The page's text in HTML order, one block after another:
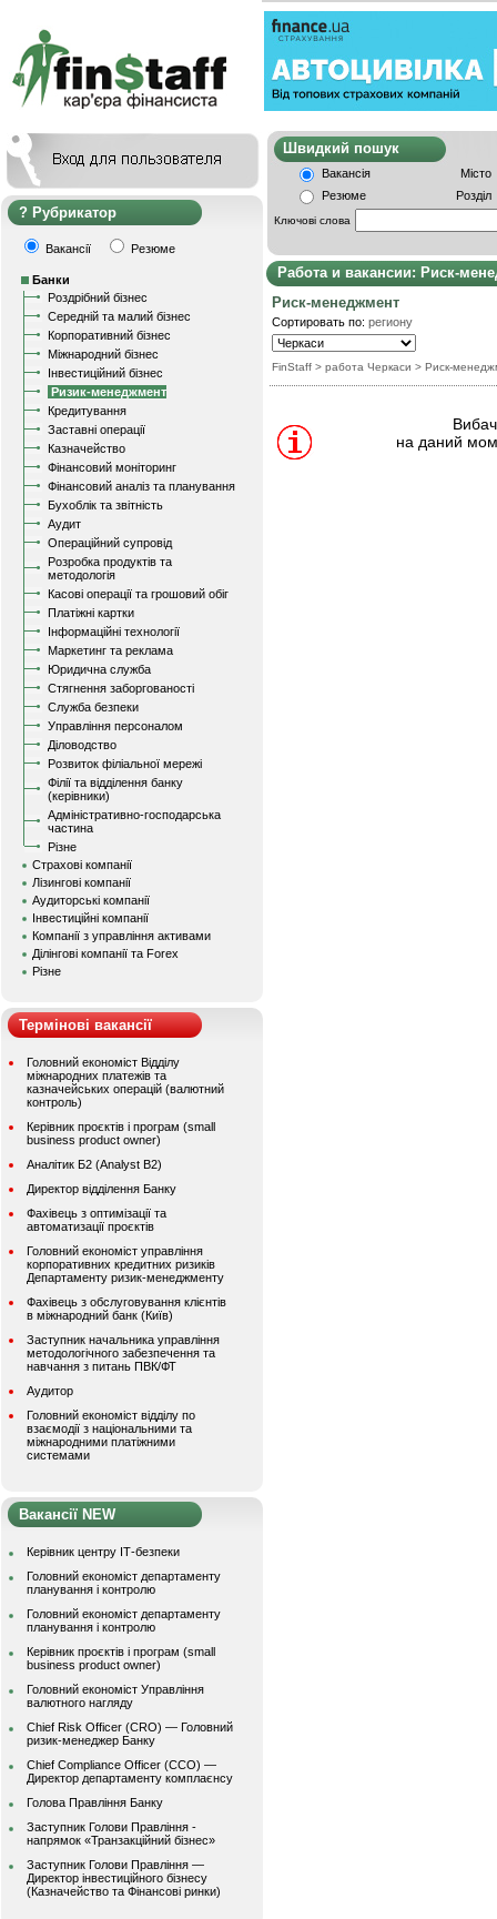
Рубрикатор
Вакансії Резюме
Банки
Роздрібний бізнес
Середній та малий бізнес
Корпоративний бізнес
Міжнародний бізнес
Інвестиційний бізнес
Ризик-менеджмент
Кредитування
Заставні операції
Казначейство
Фінансовий моніторинг
Фінансовий аналіз та планування
Бухоблік та звітність
Аудит
Операційний супровід
Розробка продуктів та
методологія
Касові операції та грошовий обіг
Платіжні картки
Інформаційні технології
Маркетинг та реклама
Юридична служба
Стягнення заборгованості
Служба безпеки
Управління персоналом
Діловодство
Розвиток філіальної мережі
Філії та відділення банку
(керівники)
Адміністративно-господарська
частина
Різне
Страхові компанії
Лізингові компанії
Аудиторські компанії
Інвестиційні компанії
Компанії з управління активами
Ділінгові компанії та Forex
Різне
Термінові вакансії
Головний економіст Відділу
міжнародних платежів та
казначейських операцій (валютний
контроль)
Керівник проєктів і програм (small
business product owner)
Аналітик Б2 (Analyst B2)
Директор відділення Банку
Фахівець з оптимізації та
автоматизації проєктів
Головний економіст управління
корпоративних кредитних ризиків
Департаменту ризик-менеджменту
Фахівець з обслуговування клієнтів
в міжнародний банк (Київ)
Заступник начальника управління
методологічного забезпечення та
навчання з питань ПВК/ФТ
Аудитор
Головний економіст відділу по
взаємодії з національними та
міжнародними платіжними
системами
Вакансії NEW
Керівник центру ІТ-безпеки
Головний економіст департаменту
планування і контролю
Головний економіст департаменту
планування і контролю
Керівник проєктів і програм (small
business product owner)
Головний економіст Управління
валютного нагляду
Chief Risk Officer (CRO) — Головний
ризик-менеджер Банку
Chief Compliance Officer (CCO) —
Директор департаменту комплаєнсу
Голова Правління Банку
Заступник Голови Правління -
напрямок «Транзакційний бізнес»
Заступник Голови Правління —
Директор інвестиційного бізнесу
(Казначейство та Фінансові ринки)
Швидкий
Вакансія
Місто
Резюме
Розділ
Ключові слова
Работа и вакансии: Риск-
Риск-менеджмент
Сортировать по: региону
FinStaff > работа Черкаси > Риск-
на даний